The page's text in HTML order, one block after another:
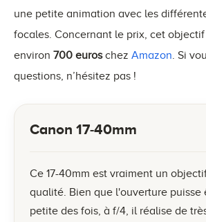
une petite animation avec les
focales. Concernant le prix, cet
environ 700 euroschez Amazon. Si
questions, n’hésitez pas !
Canon 17-40mm
Ce 17-40mm est vraiment un
qualité. Bien que l'ouverture puisse
petite des fois, à f/4, il réalise de